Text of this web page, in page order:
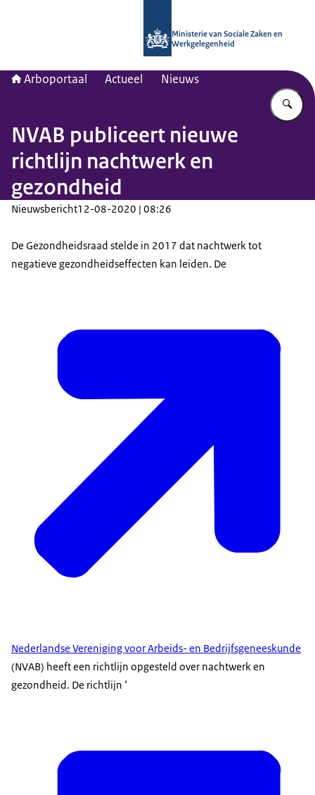
Ministerie van Sociale Zaken en
Werkgelegenheid
Arboportaal Actueel Nieuws
NVAB publiceert nieuwe
richtlijn nachtwerk en
gezondheid
Nieuwsbericht12-08-2020 | 08:26
De Gezondheidsraad stelde in 2017 dat nachtwerk tot
negatieve gezondheidseffecten kan leiden. De
Nederlandse Vereniging voor Arbeids- en Bedrijfsgeneeskunde
(NVAB) heeft een richtlijn opgesteld over nachtwerk en
gezondheid. De richtlijn ‘